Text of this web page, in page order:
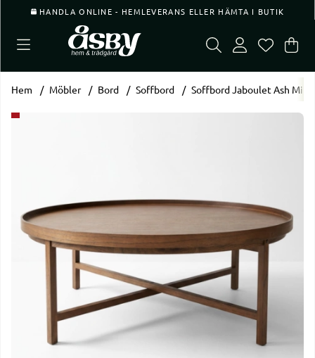
HANDLA ONLINE - HEMLEVERANS ELLER HÄMTA I BUTIK
.
Hem Möbler Bord Soffbord Soffbord Jaboulet Ash
Produktbilder Soffbord Jaboulet Ash Mindi NXT Ø90 cm